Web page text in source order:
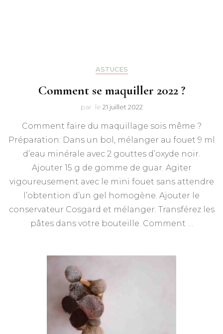
ASTUCES
Comment se maquiller 2022 ?
par le 21 juillet 2022
Comment faire du maquillage sois même ?
Préparation: Dans un bol, mélanger au fouet 9 ml
d’eau minérale avec 2 gouttes d’oxyde noir.
Ajouter 15 g de gomme de guar. Agiter
vigoureusement avec le mini fouet sans attendre
l’obtention d’un gel homogène. Ajouter le
conservateur Cosgard et mélanger. Transférez les
pâtes dans votre bouteille. Comment …